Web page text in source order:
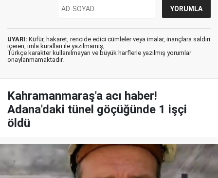
UYARI: Küfür, hakaret, rencide edici cümleler veya imalar, inançlara saldırı
içeren, imla kuralları ile yazılmamış,
Türkçe karakter kullanılmayan ve büyük harflerle yazılmış yorumlar
onaylanmamaktadır.
Kahramanmaraş'a acı haber!
Adana'daki tünel göçüğünde 1 işçi
öldü